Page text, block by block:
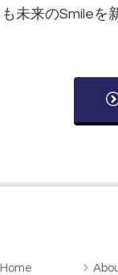
未来のSmileを
Home